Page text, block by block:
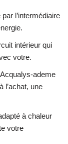
l’intermédiaire
intérieur qui
votre.
ademe
l’achat, une
à chaleur
votre